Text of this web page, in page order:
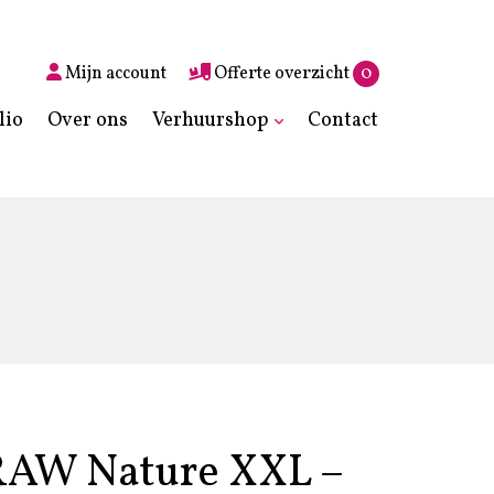
Mijn account Offerte overzicht 0
Over ons Verhuurshop Contact
Nature XXL –